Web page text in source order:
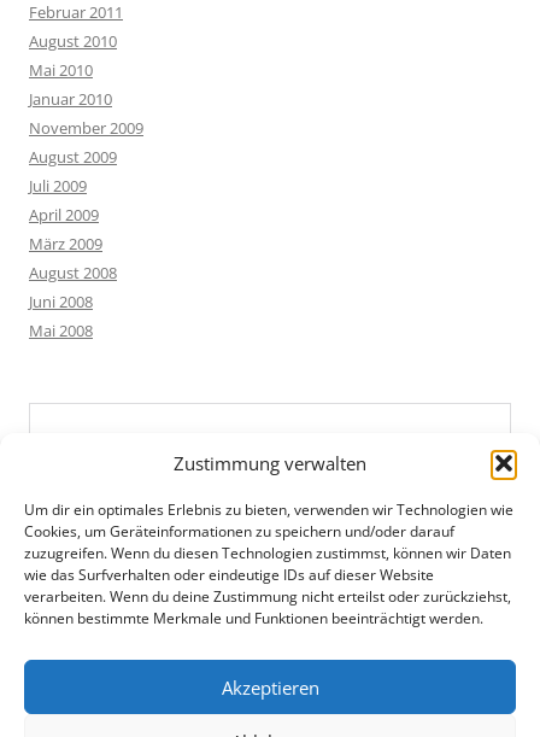
Zustimmung verwalten
Um dir ein optimales Erlebnis zu bieten, verwenden wir Technologien wie
Cookies, um Geräteinformationen zu speichern und/oder darauf
zuzugreifen. Wenn du diesen Technologien zustimmst, können wir Daten
wie das Surfverhalten oder eindeutige IDs auf dieser Website
verarbeiten. Wenn du deine Zustimmung nicht erteilst oder zurückziehst,
können bestimmte Merkmale und Funktionen beeinträchtigt werden.
Akzeptieren
Februar 2011
August 2010
Mai 2010
Januar 2010
November 2009
August 2009
Juli 2009
April 2009
März 2009
August 2008
Juni 2008
Mai 2008